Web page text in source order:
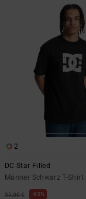
2
DC Star Filled
Männer Schwarz T-Shirt
35,00 € 63%